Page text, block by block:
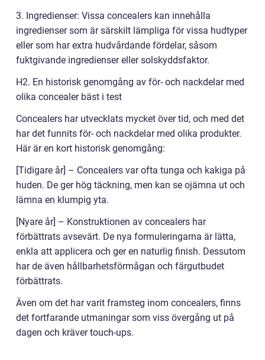
3. Ingredienser: Vissa concealers kan innehålla
ingredienser som är särskilt lämpliga för vissa hudtyper
eller som har extra hudvårdande fördelar, såsom
fuktgivande ingredienser eller solskyddsfaktor.
H2. En historisk genomgång av för- och nackdelar med
olika concealer bäst i test
Concealers har utvecklats mycket över tid, och med det
har det funnits för- och nackdelar med olika produkter.
Här är en kort historisk genomgång:
[Tidigare år] – Concealers var ofta tunga och kakiga på
huden. De ger hög täckning, men kan se ojämna ut och
lämna en klumpig yta.
[Nyare år] – Konstruktionen av concealers har
förbättrats avsevärt. De nya formuleringarna är lätta,
enkla att applicera och ger en naturlig finish. Dessutom
har de även hållbarhetsförmågan och färgutbudet
förbättrats.
Även om det har varit framsteg inom concealers, finns
det fortfarande utmaningar som viss övergång ut på
dagen och kräver touch-ups.